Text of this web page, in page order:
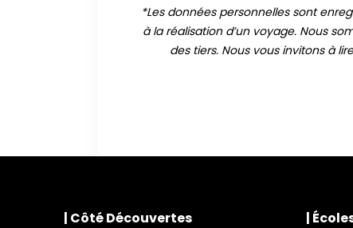
*Les données personnelles sont
à la réalisation d’un voyage. Nous
des tiers. Nous vous invitons à
| Côté Découvertes |